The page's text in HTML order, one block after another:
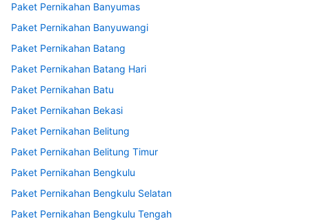
Paket Pernikahan Banyumas
Paket Pernikahan Banyuwangi
Paket Pernikahan Batang
Paket Pernikahan Batang Hari
Paket Pernikahan Batu
Paket Pernikahan Bekasi
Paket Pernikahan Belitung
Paket Pernikahan Belitung Timur
Paket Pernikahan Bengkulu
Paket Pernikahan Bengkulu Selatan
Paket Pernikahan Bengkulu Tengah